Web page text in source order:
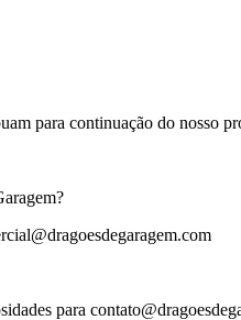
para continuação do nosso
para